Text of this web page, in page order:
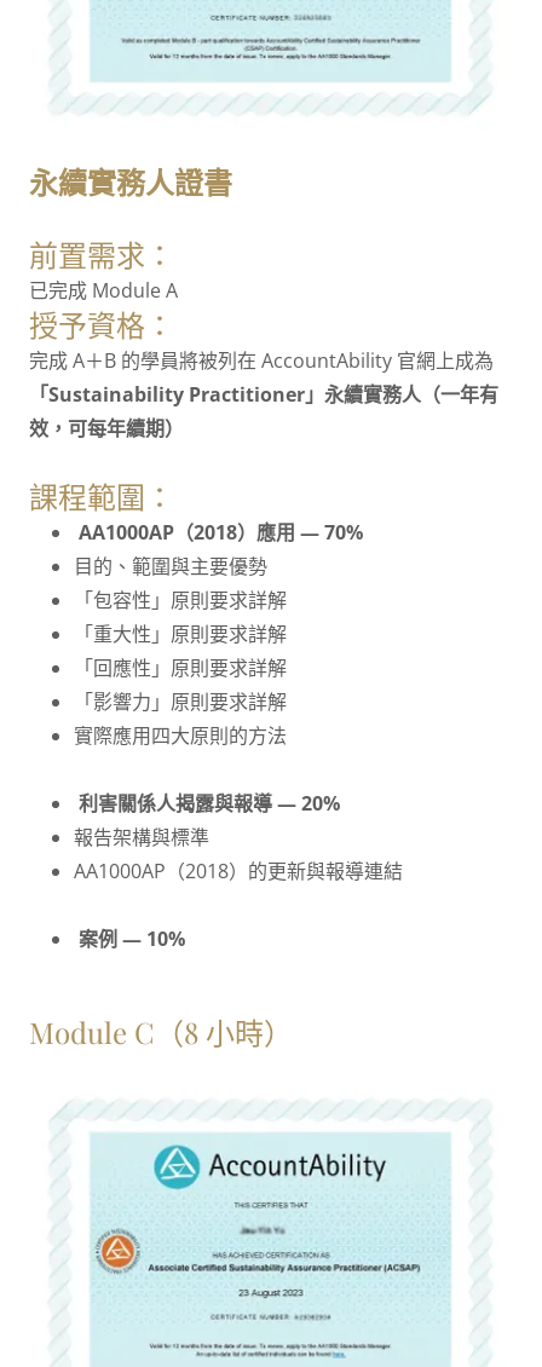
永續實務人證書
前置需求：
已完成 Module A
授予資格：
完成 A＋B 的學員將被列在 AccountAbility 官網上成為
「Sustainability Practitioner」永續實務人（一年有
效，可每年續期）
課程範圍：
AA1000AP（2018）應用 — 70%
目的、範圍與主要優勢
「包容性」原則要求詳解
「重大性」原則要求詳解
「回應性」原則要求詳解
「影響力」原則要求詳解
實際應用四大原則的方法
利害關係人揭露與報導 — 20%
報告架構與標準
AA1000AP（2018）的更新與報導連結
案例 — 10%
Module C（8 小時）